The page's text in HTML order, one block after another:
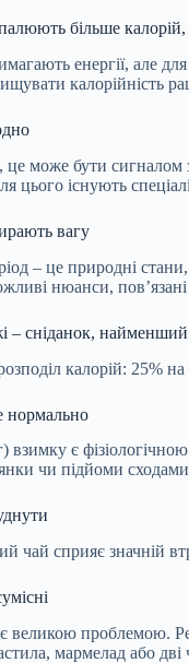
більше калорій,
енергії, але
калорійність
це може бути сигналом
цього існують
вагу
– це природні
нюанси,
сніданок, найменший
калорій: 25%
нормально
взимку є
чи підйоми
чай сприяє значній
великою проблемою.
мармелад або